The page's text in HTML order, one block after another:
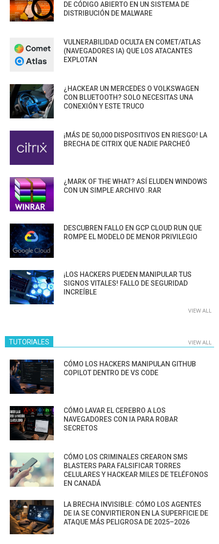
DE CÓDIGO ABIERTO EN UN SISTEMA DE
DISTRIBUCIÓN DE MALWARE
VULNERABILIDAD OCULTA EN COMET/ATLAS
(NAVEGADORES IA) QUE LOS ATACANTES
EXPLOTAN
¿HACKEAR UN MERCEDES O VOLKSWAGEN
CON BLUETOOTH? SOLO NECESITAS UNA
CONEXIÓN Y ESTE TRUCO
¡MÁS DE 50,000 DISPOSITIVOS EN RIESGO! LA
BRECHA DE CITRIX QUE NADIE PARCHEÓ
¿MARK OF THE WHAT? ASÍ ELUDEN WINDOWS
CON UN SIMPLE ARCHIVO .RAR
DESCUBREN FALLO EN GCP CLOUD RUN QUE
ROMPE EL MODELO DE MENOR PRIVILEGIO
¡LOS HACKERS PUEDEN MANIPULAR TUS
SIGNOS VITALES! FALLO DE SEGURIDAD
INCREÍBLE
VIEW ALL
TUTORIALES VIEW ALL
CÓMO LOS HACKERS MANIPULAN GITHUB
COPILOT DENTRO DE VS CODE
CÓMO LAVAR EL CEREBRO A LOS
NAVEGADORES CON IA PARA ROBAR
SECRETOS
CÓMO LOS CRIMINALES CREARON SMS
BLASTERS PARA FALSIFICAR TORRES
CELULARES Y HACKEAR MILES DE TELÉFONOS
EN CANADÁ
LA BRECHA INVISIBLE: CÓMO LOS AGENTES
DE IA SE CONVIRTIERON EN LA SUPERFICIE DE
ATAQUE MÁS PELIGROSA DE 2025–2026